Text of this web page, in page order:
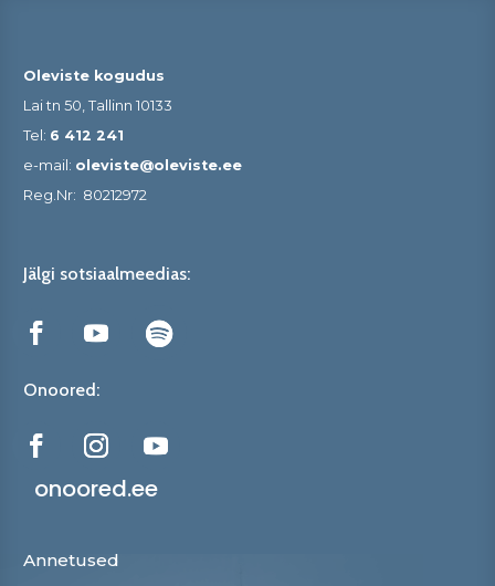
Oleviste kogudus
Lai tn 50, Tallinn 10133
Tel: 6 412 241
e-mail: oleviste@oleviste.ee
Reg.Nr: 80212972
Jälgi sotsiaalmeedias:
Onoored:
onoored.ee
Annetused